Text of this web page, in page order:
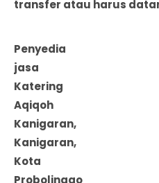
transfer atau harus
Penyedia
jasa
Katering
Aqiqoh
Kanigaran,
Kanigaran,
Kota
Probolinggo